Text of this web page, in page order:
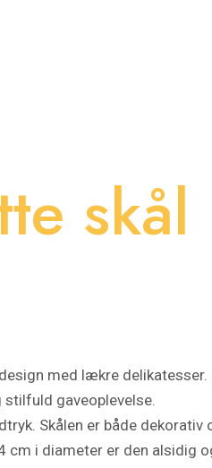
skål
med lækre delikatesser.
gaveoplevelse.
Skålen er både dekorativ
i diameter er den alsidig